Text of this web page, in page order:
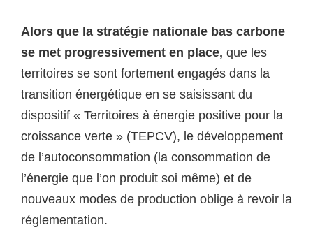
Alors que la stratégie nationale bas carbone
se met progressivement en place, que les
territoires se sont fortement engagés dans la
transition énergétique en se saisissant du
dispositif « Territoires à énergie positive pour la
croissance verte » (TEPCV), le développement
de l’autoconsommation (la consommation de
l’énergie que l’on produit soi même) et de
nouveaux modes de production oblige à revoir la
réglementation.